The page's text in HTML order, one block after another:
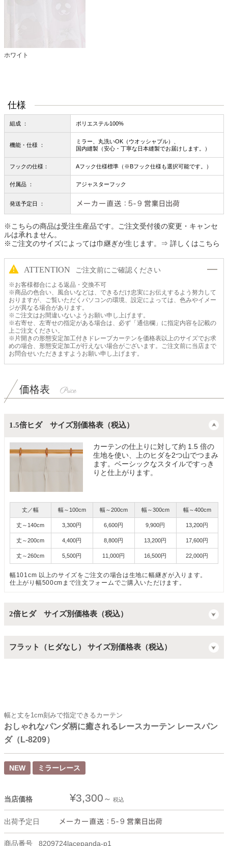
ホワイト
仕様
組成 ： ポリエステル100%
機能・仕様 ：
ミラー、丸洗いOK（ウオッシャブル）、
国内縫製（安心・丁寧な日本縫製でお届けします。）
フックの仕様： Aフック仕様標準（※Bフック仕様も選択可能です。）
付属品 ： アジャスターフック
発送予定日 ：
※こちらの商品は受注生産品です。ご注文受付後の変更・キャンセ
ルは承れません。
※ご注文のサイズによっては巾継ぎが生じます。
⇒ 詳しくはこちら
ATTENTION ご注文前にご確認ください
※お客様都合による返品・交換不可
※商品の色合い、風合いなどは、できるだけ忠実にお伝えするよう努力して
おりますが、ご覧いただくパソコンの環境、設定によっては、色みやイメー
ジが異なる場合があります。
※ご注文はお間違いないようお願い申し上げます。
※右寄せ、左寄せの指定がある場合は、必ず「通信欄」に指定内容を記載の
上ご注文ください。
※片開きの形態安定加工付きドレープカーテンを価格表以上のサイズでお求
めの場合、形態安定加工が行えない場合がございます。ご注文前に当店まで
お問合せいただきますようお願い申し上げます。
価格表
1.5倍ヒダ サイズ別価格表（税込）
カーテンの仕上りに対して約 1.5 倍の
生地を使い、上のヒダを2つ山でつまみ
ます。ベーシックなスタイルですっき
りと仕上がります。
丈／幅
丈～140cm
丈～200cm
丈～260cm
幅～100cm
3,300円
4,400円
5,500円
幅～200cm
6,600円
8,800円
11,000円
幅～300cm
9,900円
13,200円
16,500円
幅～400cm
13,200円
17,600円
22,000円
幅101cm 以上のサイズをご注文の場合は生地に幅継ぎが入ります。
仕上がり幅500cmまで注文フォームでご購入いただけます。
2倍ヒダ サイズ別価格表（税込）
フラット（ヒダなし） サイズ別価格表（税込）
幅と丈を1cm刻みで指定できるカーテン
おしゃれなパンダ柄に癒されるレースカーテン レースパン
ダ（L-8209）
NEW ミラーレース
当店価格 ¥3,300 税込
出荷予定日
商品番号 8209724lacepanda-p1